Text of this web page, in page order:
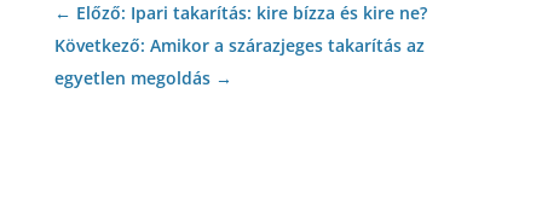
← Előző: Ipari takarítás: kire bízza és kire ne?
Következő: Amikor a szárazjeges takarítás az
egyetlen megoldás→